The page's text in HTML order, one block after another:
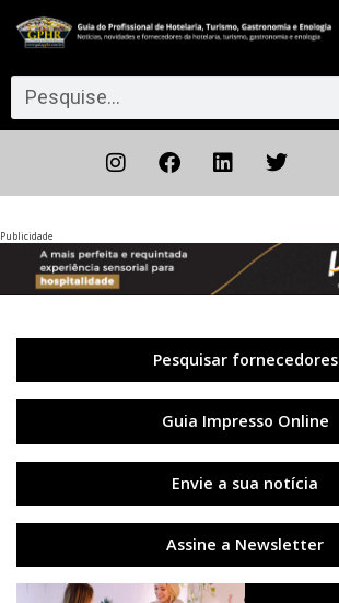
Publicidade
Pesquisar fornecedores
Guia Impresso Online
Envie a sua notícia
Assine a Newsletter